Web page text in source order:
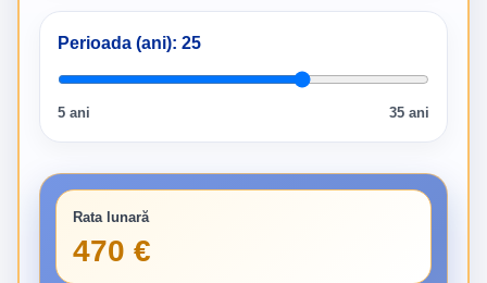
Perioada (ani): 25
5 ani 35 ani
Rata lunară
470 €